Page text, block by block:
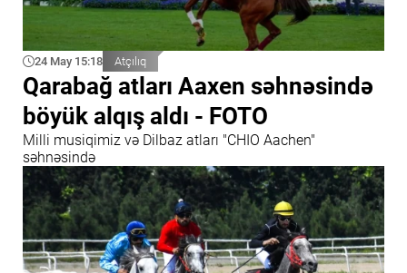
24 May 15:18 Atçılıq
Qarabağ atları Aaxen səhnəsində
böyük alqış aldı - FOTO
Milli musiqimiz və Dilbaz atları "CHIO Aachen"
səhnəsində